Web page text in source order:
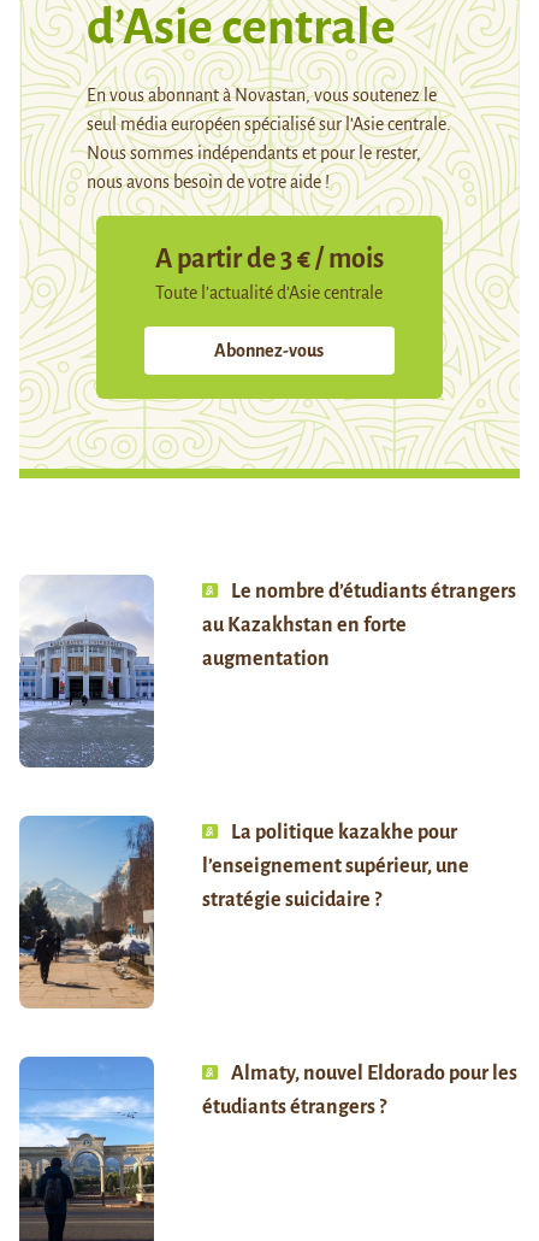
d’Asie centrale
En vous abonnant à Novastan, vous soutenez le
seul média européen spécialisé sur l’Asie centrale.
Nous sommes indépendants et pour le rester,
nous avons besoin de votre aide !
A partir de 3 € / mois
Toute l’actualité d’Asie centrale
Abonnez-vous
Le nombre d’étudiants étrangers
au Kazakhstan en forte
augmentation
La politique kazakhe pour
l’enseignement supérieur, une
stratégie suicidaire ?
Almaty, nouvel Eldorado pour les
étudiants étrangers ?